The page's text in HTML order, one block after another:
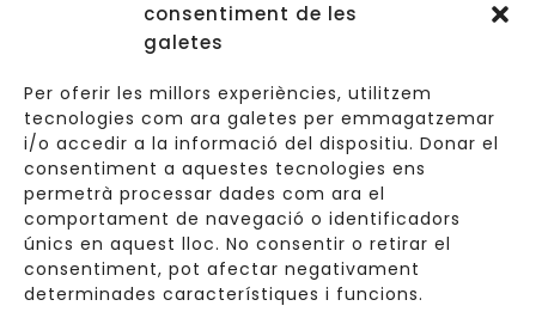
consentiment de les
galetes
Per oferir les millors experiències, utilitzem
tecnologies com ara galetes per emmagatzemar
i/o accedir a la informació del dispositiu. Donar el
consentiment a aquestes tecnologies ens
permetrà processar dades com ara el
comportament de navegació o identificadors
únics en aquest lloc. No consentir o retirar el
consentiment, pot afectar negativament
determinades característiques i funcions.
Carrer de Valldoreix 45, 08172 Sant Cugat del Vallès
933 157 807 | 691967537
info@cuinetes.shop